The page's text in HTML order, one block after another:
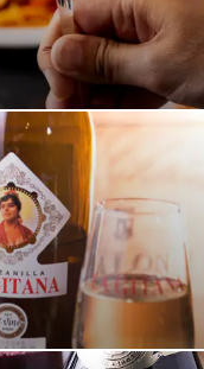
の当店の良いところ
カクテルをリーズナ
より厳選した白ワイ
その他、カクテルやサ
理とともに至福のひ